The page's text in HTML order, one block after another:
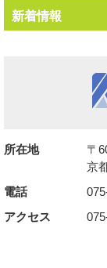
新着情報
所在地
〒
京
電話
アクセス